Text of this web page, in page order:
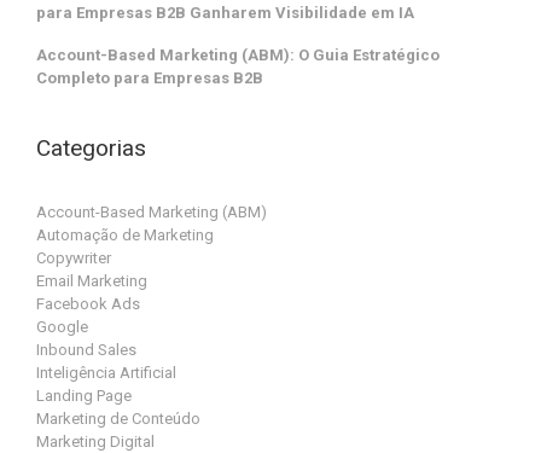
para Empresas B2B Ganharem Visibilidade em IA
Account-Based Marketing (ABM): O Guia Estratégico
Completo para Empresas B2B
Categorias
Account-Based Marketing (ABM)
Automação de Marketing
Copywriter
Email Marketing
Facebook Ads
Google
Inbound Sales
Inteligência Artificial
Landing Page
Marketing de Conteúdo
Marketing Digital